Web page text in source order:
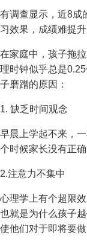
有调查显示，近8成
习效果，成绩难提升
在家庭中，孩子拖
理时钟似乎总是
子磨蹭的原因：
1. 缺乏时间观念
早晨上学起不来，
个时候家长没有正
2.注意力不集中
心理学上有个超限
也就是为什么孩子
使他们对于即将要